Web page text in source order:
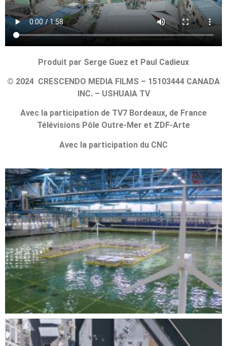
Produit par Serge Guez et Paul Cadieux
© 2024 CRESCENDO MEDIA FILMS – 15103444 CANADA
INC. – USHUAIA TV
Avec la participation de TV7 Bordeaux, de France
Télévisions Pôle Outre-Mer et ZDF-Arte
Avec la participation du CNC